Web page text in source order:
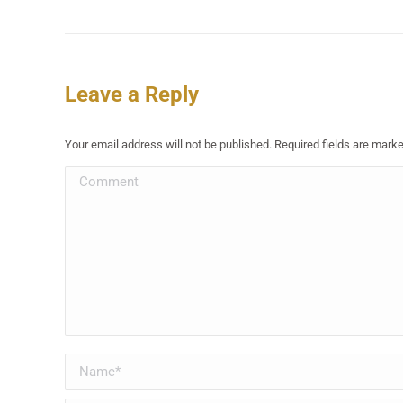
Leave a Reply
Your email address will not be published. Required fields are
Comment
Name *